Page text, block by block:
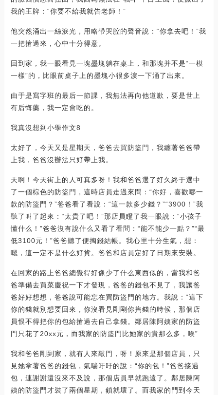
我的王牌：“你要不給我就告老師！”
他突然涌出一絲淚光，用略帶哭腔的聲音說：“你拿去吧！”我
一把搶過來，心中十分得意。
回到家，我一眼看見一塊墨塊躺在桌上，和那塊并不是“一模
一樣”的，比眼前桌子上的墨塊小很多淚一下涌了出來。
由于是寫字班的最后一節課，我無法再向他道歉，要是世上
有后悔藥，我一定會吃的。
我真沒想到小學作文8
太好了，今天又是星期天，爸爸去買防盜門，我纏著爸爸帶
上我，爸爸沒辦法只好帶上我。
天啊！今天街上的人可真多呀！我和爸爸選了好久終于選中
了一個棕色的防盜門，這時店員走過來問：“你好，喜歡哪一
款的防盜門？”爸爸看了看說：“這一款多少錢？”“3900！”我
聽了叫了起來：“太貴了吧！”那店員瞪了我一眼說：“小孩子
懂什么！”爸爸沒有說什么又看了看問：“能不能少一點？”“最
低3100元！”爸爸聽了便掏錢結帳。我心里十分生氣，想：
嗯，這一定不是什么好貨。爸爸和店員定好了日期來安裝。
在回家的路上爸爸總覺得好像少了什么東西似的，當我和爸
爸準備去買菜慶祝一下才發現，爸爸的錢包不見了，我讓爸
爸好好想想，爸爸說可能忘在買防盜門的地方。我說：“這下
你的錢就別想要回來，你沒看見剛剛你掏錢的時候，那個店
員恨不得把你的包給搶過去自己拿錢。鄰居陳阿姨家的防盜
門只花了20xx元，而我家的防盜門比她家的貴那么多，唉”
我和爸爸剛到家，就有人來敲門，呀！原來是那個店員，只
見她拿著爸爸的錢包，氣喘吁吁的說：“你的包！”爸爸接過
包，連謝謝還沒來不及說，那個店員早就跑遠了。鄰居陳阿
姨的防盜門才裝了兩個星期，鎖就壞了。而我家的門到今天